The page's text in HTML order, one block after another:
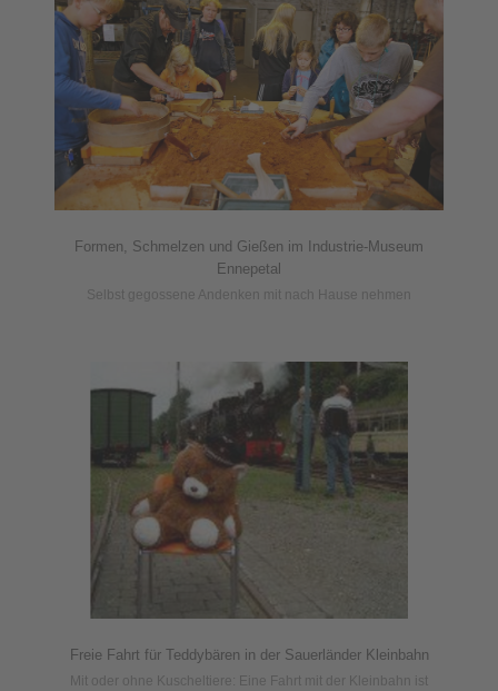
Formen, Schmelzen und Gießen im Industrie-Museum
Ennepetal
Selbst gegossene Andenken mit nach Hause nehmen
Freie Fahrt für Teddybären in der Sauerländer Kleinbahn
Mit oder ohne Kuscheltiere: Eine Fahrt mit der Kleinbahn ist